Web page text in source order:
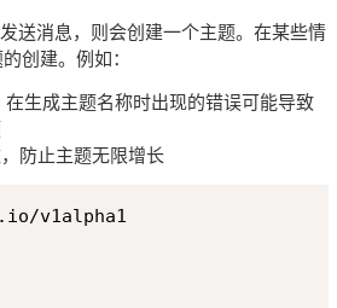
送消息，则会创建一个主题。在某些情
创建。例如：
生成主题名称时出现的错误可能导致
防止主题无限增长